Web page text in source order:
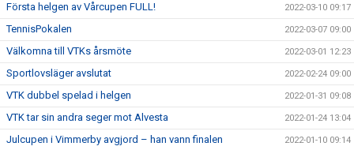
Första helgen av Vårcupen FULL! 2022-03-10 09:17
TennisPokalen 2022-03-07 09:00
Välkomna till VTKs årsmöte 2022-03-01 12:23
Sportlovsläger avslutat 2022-02-24 09:00
VTK dubbel spelad i helgen 2022-01-31 09:08
VTK tar sin andra seger mot Alvesta 2022-01-24 13:04
Julcupen i Vimmerby avgjord – han vann finalen 2022-01-10 09:14